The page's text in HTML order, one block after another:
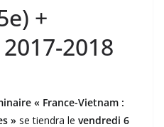
+
2018
« France-Vietnam :
» se tiendra le vendredi 6